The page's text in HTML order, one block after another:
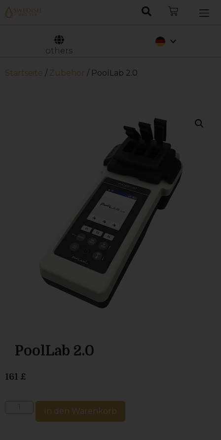
others
Nederlands
Startseite / Zubehör / PoolLab 2.0
PoolLab 2.0
161 £
In den Warenkorb